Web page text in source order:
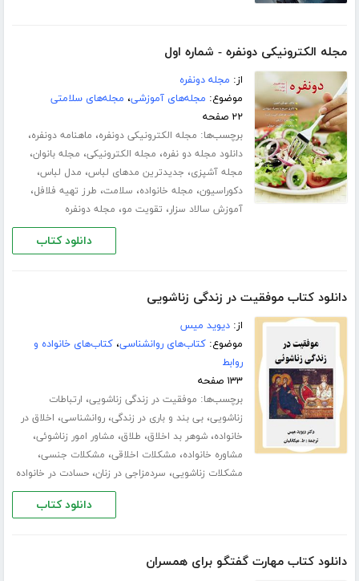
مجله الکترونیکی دونفره - شماره اول
از: مجله دونفره
موضوع: مجله‌های آموزشی، مجله‌های سلامتی
۲۲ صفحه
برچسب‌ها: مجله الکترونیکی دونفره، ماهنامه دونفره،
دانلود مجله دو نفره، مجله الکترونیکی، مجله بانوان،
مجله آشپزی، جدیدترین مدهای لباس، مدل لباس،
دکوراسیون، مجله خانواده، سلامت، طرز تهیه فلافل،
آموزش سالاد سزار، تقویت مو، مجله دونفره
دانلود کتاب
دانلود کتاب موفقیت در زندگی زناشویی
از:دیوید میس
موضوع:کتاب‌های روانشناسی،کتاب‌های خانواده و
روابط
۱۳۳ صفحه
برچسب‌ها: موفقیت در زندگی زناشویی، ارتباطات
زناشویی،بی بند و باری در زندگی،روانشناسی، اخلاق در
خانواده،شوهر بد اخلاق، طلاق، مشاور امور زناشوئی،
مشاوره خانواده، مشکلات اخلاقی، مشکلات جنسی،
مشکلات زناشویی، سردمزاجی در زنان،حسادت در خانواده
دانلود کتاب
دانلود کتاب مهارت گفتگو برای همسران